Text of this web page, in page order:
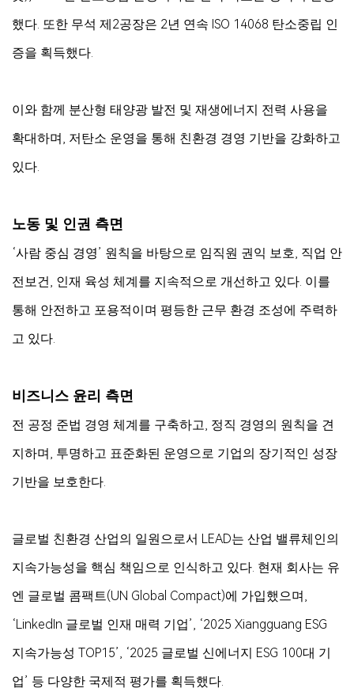
했다. 또한 무석 제2공장은 2년 연속 ISO 14068 탄소중립 인
증을 획득했다.
이와 함께 분산형 태양광 발전 및 재생에너지 전력 사용을
확대하며, 저탄소 운영을 통해 친환경 경영 기반을 강화하고
있다.
노동 및 인권 측면
‘사람 중심 경영’ 원칙을 바탕으로 임직원 권익 보호, 직업 안
전보건, 인재 육성 체계를 지속적으로 개선하고 있다. 이를
통해 안전하고 포용적이며 평등한 근무 환경 조성에 주력하
고 있다.
비즈니스 윤리 측면
전 공정 준법 경영 체계를 구축하고, 정직 경영의 원칙을 견
지하며, 투명하고 표준화된 운영으로 기업의 장기적인 성장
기반을 보호한다.
글로벌 친환경 산업의 일원으로서 LEAD는 산업 밸류체인의
지속가능성을 핵심 책임으로 인식하고 있다. 현재 회사는 유
엔 글로벌 콤팩트(UN Global Compact)에 가입했으며,
‘LinkedIn 글로벌 인재 매력 기업’, ‘2025 Xiangguang ESG
지속가능성 TOP15’, ‘2025 글로벌 신에너지 ESG 100대 기
업’ 등 다양한 국제적 평가를 획득했다.